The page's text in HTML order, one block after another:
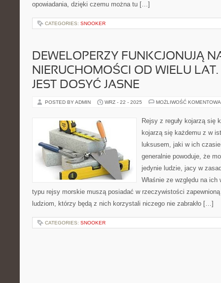
opowiadania, dzięki czemu można tu […]
CATEGORIES: SNOOKER
DEWELOPERZY FUNKCJONUJĄ
NIERUCHOMOŚCI OD WIELU
JEST DOSYĆ JASNE
POSTED BY ADMIN WRZ - 22 - 2025 MOŻLIWOŚĆ
Rejsy z reguły kojarzą się
kojarzą się każdemu z w
luksusem, jaki w ich
generalnie powoduje, że
jedynie ludzie, jacy w
Właśnie ze względu na
typu rejsy morskie muszą posiadać w rzeczywistości zapewnioną
ludziom, którzy będą z nich korzystali niczego nie zabrakło […]
CATEGORIES: SNOOKER